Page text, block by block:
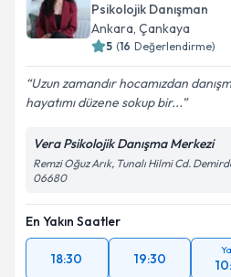
Psikolojik Danışman
Ankara, Çankaya
5 (16 Değerlendirme)
Uzun zamandır hocamızdan
hayatımı düzene sokup bir...
Vera Psikolojik Danışma Merkezi
Remzi Oğuz Arık, Tunalı Hilmi Cd.
06680
En Yakın Saatler
18:30 19:30